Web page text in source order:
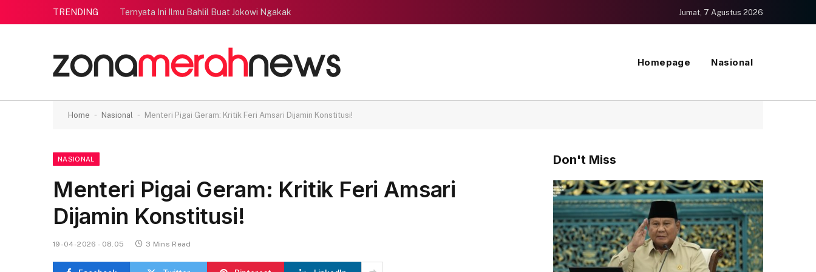
TRENDING Ternyata Ini Ilmu Bahlil Buat Jokowi Ngakak Jumat, 7 Agustus 2026
Homepage Nasional
Home - Nasional - Menteri Pigai Geram: Kritik Feri Amsari Dijamin Konstitusi!
NASIONAL
Menteri Pigai Geram: Kritik Feri Amsari
Dijamin Konstitusi!
19-04-2026 - 08.05 3 Mins Read
Don't Miss